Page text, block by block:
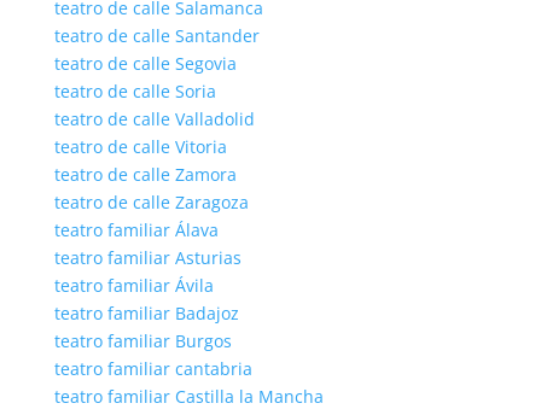
teatro de calle Salamanca
teatro de calle Santander
teatro de calle Segovia
teatro de calle Soria
teatro de calle Valladolid
teatro de calle Vitoria
teatro de calle Zamora
teatro de calle Zaragoza
teatro familiar Álava
teatro familiar Asturias
teatro familiar Ávila
teatro familiar Badajoz
teatro familiar Burgos
teatro familiar cantabria
teatro familiar Castilla la Mancha